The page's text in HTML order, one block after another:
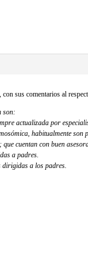
sus comentarios al
son:
actualizada por
habitualmente
cuentan con buen
a padres.
dirigidas a los padres.